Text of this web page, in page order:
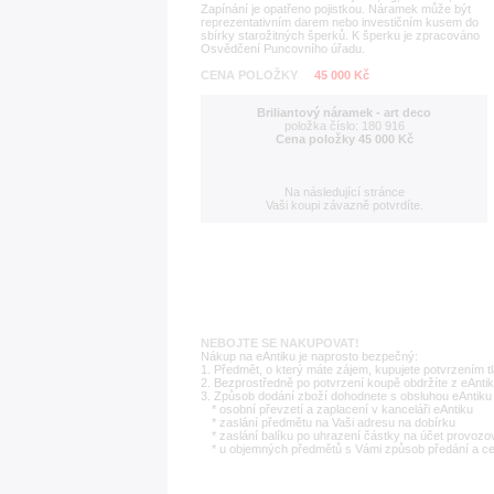
Zapínání je opatřeno pojistkou. Náramek může být
reprezentativním darem nebo investičním kusem do
sbírky starožitných šperků. K šperku je zpracováno
Osvědčení Puncovního úřadu.
CENA POLOŽKY
45 000 Kč
Briliantový náramek - art deco
položka číslo: 180 916
Cena položky 45 000 Kč
Na následující stránce
Vaši koupi závazně potvrdíte.
NEBOJTE SE NAKUPOVAT!
Nákup na eAntiku je naprosto bezpečný:
1. Předmět, o který máte zájem, kupujete potvrzením
2. Bezprostředně po potvrzení koupě obdržíte z
3. Způsob dodání zboží dohodnete s obsluhou
* osobní převzetí a zaplacení v kanceláři eAntiku
* zaslání předmětu na Vaši adresu na dobírku
* zaslání balíku po uhrazení částky na účet
* u objemných předmětů s Vámi způsob předání a